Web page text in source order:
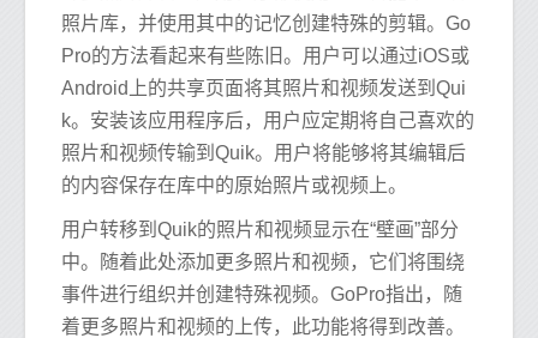
照片库，并使用其中的记忆创建特殊的剪辑。Go
Pro的方法看起来有些陈旧。用户可以通过iOS或
Android上的共享页面将其照片和视频发送到Qui
k。安装该应用程序后，用户应定期将自己喜欢的
照片和视频传输到Quik。用户将能够将其编辑后
的内容保存在库中的原始照片或视频上。
用户转移到Quik的照片和视频显示在“壁画”部分
中。随着此处添加更多照片和视频，它们将围绕
事件进行组织并创建特殊视频。GoPro指出，随
着更多照片和视频的上传，此功能将得到改善。